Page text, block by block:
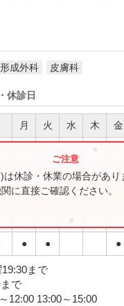
形成外科 皮膚科
休診日
月 火 水 木 金
● ● ●
● ● ●
は休診・休業の場合があり
に直接ご確認ください。
19:30まで
で
12:00 13:00～15:00